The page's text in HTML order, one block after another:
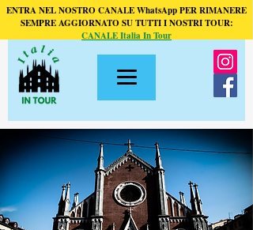
ENTRA NEL NOSTRO CANALE WhatsApp PER RIMANERE
SEMPRE AGGIORNATO SU TUTTI I NOSTRI TOUR:
CANALE Italia In Tour